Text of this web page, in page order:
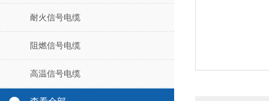
耐火信号电缆
阻燃信号电缆
高温信号电缆